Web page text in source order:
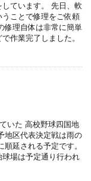
ています。 先日、軟
ことで修理をご依頼
修理自体は非常に簡単
作業完了しました。
いた 高校野球四国地
地区代表決定戦は雨の
延される予定です。
場は予定通り行われ